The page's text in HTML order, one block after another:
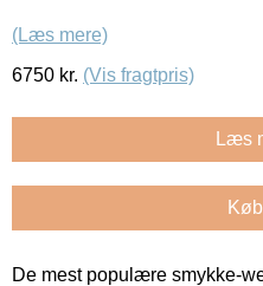
(Læs mere)
6750 kr. (Vis fragtpris)
Læs
De mest populære smykke-